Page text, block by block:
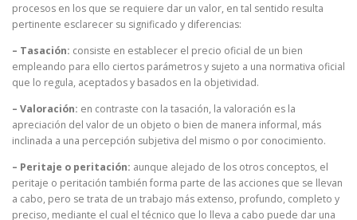
procesos en los que se requiere dar un valor, en tal sentido resulta
pertinente esclarecer su significado y diferencias:
– Tasación: consiste en establecer el precio oficial de un bien
empleando para ello ciertos parámetros y sujeto a una normativa oficial
que lo regula, aceptados y basados en la objetividad.
– Valoración: en contraste con la tasación, la valoración es la
apreciación del valor de un objeto o bien de manera informal, más
inclinada a una percepción subjetiva del mismo o por conocimiento.
– Peritaje o peritación: aunque alejado de los otros conceptos, el
peritaje o peritación también forma parte de las acciones que se llevan
a cabo, pero se trata de un trabajo más extenso, profundo, completo y
preciso, mediante el cual el técnico que lo lleva a cabo puede dar una